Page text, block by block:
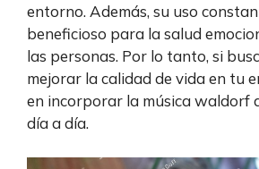
entorno. Además, su uso
beneficioso para la salud
las personas. Por lo tanto, si
mejorar la calidad de vida en tu
en incorporar la música waldorf
día a día.